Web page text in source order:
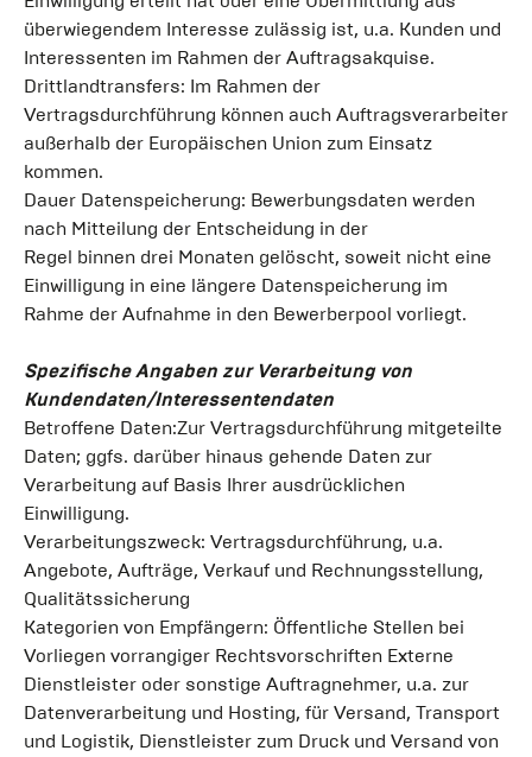
überwiegendem Interesse zulässig ist, u.a. Kunden und
Interessenten im Rahmen der Auftragsakquise.
Drittlandtransfers: Im Rahmen der
Vertragsdurchführung können auch Auftragsverarbeiter
außerhalb der Europäischen Union zum Einsatz
kommen.
Dauer Datenspeicherung: Bewerbungsdaten werden
nach Mitteilung der Entscheidung in der
Regel binnen drei Monaten gelöscht, soweit nicht eine
Einwilligung in eine längere Datenspeicherung im
Rahme der Aufnahme in den Bewerberpool vorliegt.
Spezifische Angaben zur Verarbeitung von
Kundendaten/Interessentendaten
Betroffene Daten:Zur Vertragsdurchführung mitgeteilte
Daten; ggfs. darüber hinaus gehende Daten zur
Verarbeitung auf Basis Ihrer ausdrücklichen
Einwilligung.
Verarbeitungszweck: Vertragsdurchführung, u.a.
Angebote, Aufträge, Verkauf und Rechnungsstellung,
Qualitätssicherung
Kategorien von Empfängern: Öffentliche Stellen bei
Vorliegen vorrangiger Rechtsvorschriften Externe
Dienstleister oder sonstige Auftragnehmer, u.a. zur
Datenverarbeitung und Hosting, für Versand, Transport
und Logistik, Dienstleister zum Druck und Versand von